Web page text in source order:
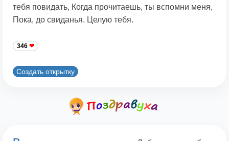
тебя повидать, Когда прочитаешь, ты вспомни меня,
Пока, до свиданья. Целую тебя.
346
Создать открытку